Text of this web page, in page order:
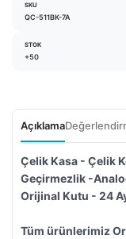
SKU
QC-511BK-7A
STOK
+50
Açıklama
Çelik Kasa - Çelik
Geçirmezlik -
Orijinal Kutu - 24
Tüm ürünlerimiz